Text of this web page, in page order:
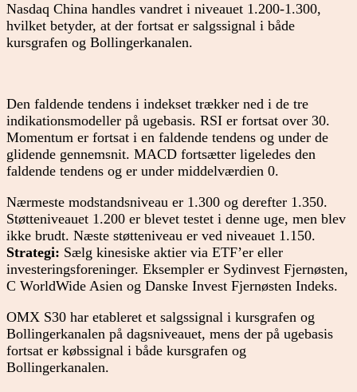
Nasdaq China handles vandret i niveauet 1.200-1.300,
hvilket betyder, at der fortsat er salgssignal i både
kursgrafen og Bollingerkanalen.
Den faldende tendens i indekset trækker ned i de tre
indikationsmodeller på ugebasis. RSI er fortsat over 30.
Momentum er fortsat i en faldende tendens og under de
glidende gennemsnit. MACD fortsætter ligeledes den
faldende tendens og er under middelværdien 0.
Nærmeste modstandsniveau er 1.300 og derefter 1.350.
Støtteniveauet 1.200 er blevet testet i denne uge, men blev
ikke brudt. Næste støtteniveau er ved niveauet 1.150.
Strategi: Sælg kinesiske aktier via ETF’er eller
investeringsforeninger. Eksempler er Sydinvest Fjernøsten,
C WorldWide Asien og Danske Invest Fjernøsten Indeks.
OMX S30 har etableret et salgssignal i kursgrafen og
Bollingerkanalen på dagsniveauet, mens der på ugebasis
fortsat er købssignal i både kursgrafen og
Bollingerkanalen.